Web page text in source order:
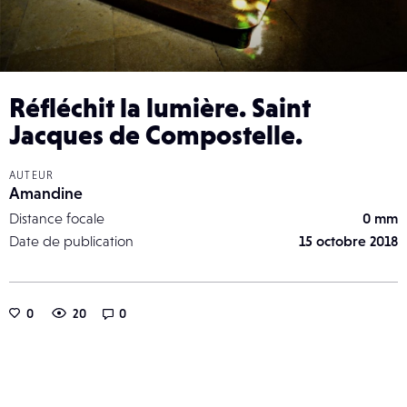
Réfléchit la lumière. Saint
Jacques de Compostelle.
AUTEUR
Amandine
Distance focale
0 mm
Date de publication
15 octobre 2018
0 20 0